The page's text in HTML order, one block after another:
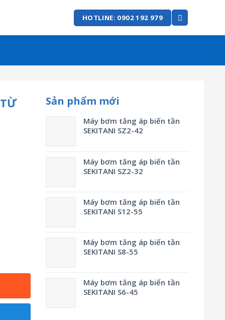
HOTLINE: 0902 192 979
Sản phẩm mới
Máy bơm tăng áp biến tần
SEKITANI SZ2-42
Máy bơm tăng áp biến tần
SEKITANI SZ2-32
Máy bơm tăng áp biến tần
SEKITANI S12-55
Máy bơm tăng áp biến tần
SEKITANI S8-55
Máy bơm tăng áp biến tần
SEKITANI S6-45